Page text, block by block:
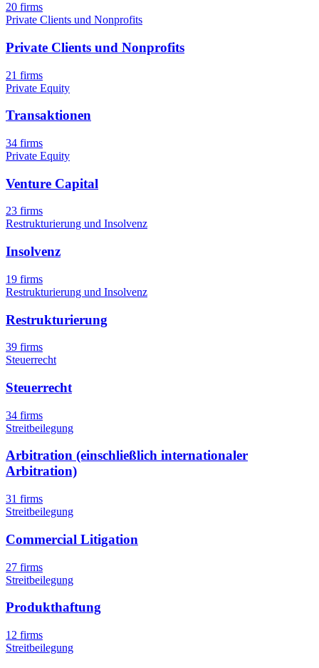
20 firms
Private Clients und Nonprofits
Private Clients und Nonprofits
21 firms
Private Equity
Transaktionen
34 firms
Private Equity
Venture Capital
23 firms
Restrukturierung und Insolvenz
Insolvenz
19 firms
Restrukturierung und Insolvenz
Restrukturierung
39 firms
Steuerrecht
Steuerrecht
34 firms
Streitbeilegung
Arbitration (einschließlich internationaler
Arbitration)
31 firms
Streitbeilegung
Commercial Litigation
27 firms
Streitbeilegung
Produkthaftung
12 firms
Streitbeilegung